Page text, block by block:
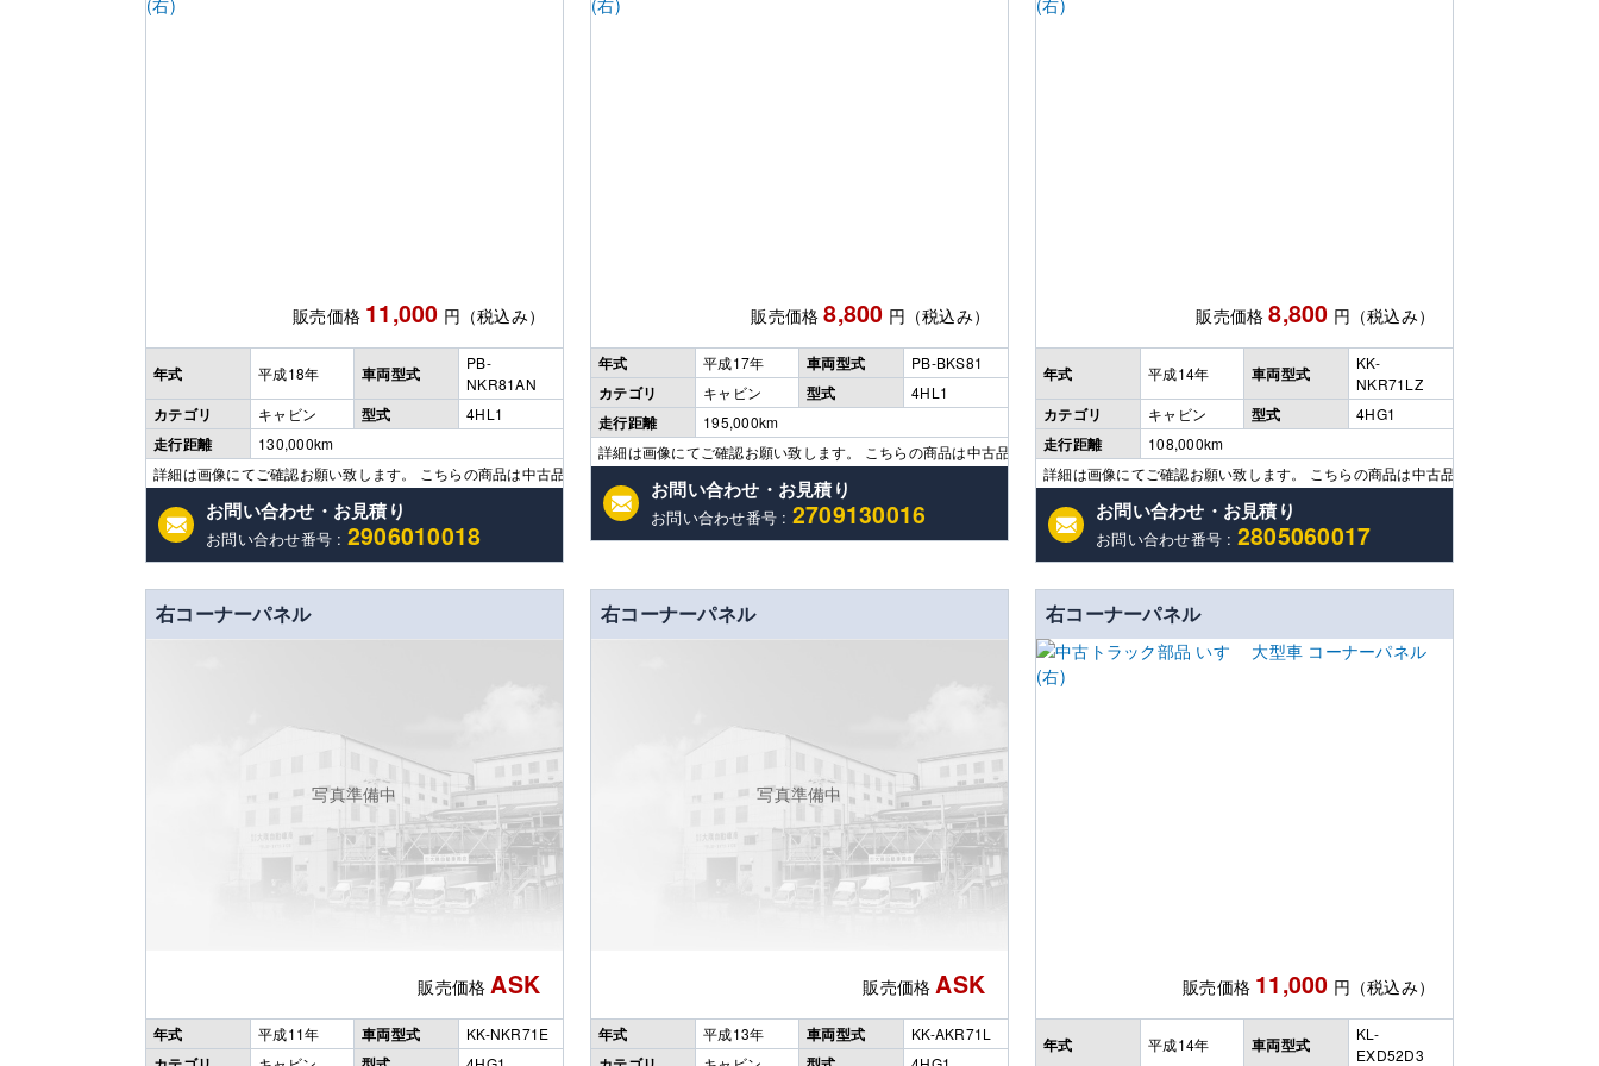
販売価格 11,000 円（税込み）
年式 平成18年 車両型式
PB-
NKR81AN
カテゴリ キャビン 型式 4HL1
走行距離
130,000km
詳細は画像にてご確認お願い致します。 こちらの商品は中古品につきキズなど使用感はありますのでご了承ください。 ※販売価格には送料、取付・交換手数料等は含まれておりません。 その他、在庫多数有ります 是非、
お問い合わせ・お見積り
お問い合わせ番号 : 2906010018
販売価格 8,800 円（税込み）
年式 平成17年 車両型式 PB-BKS81
カテゴリ キャビン 型式 4HL1
走行距離
195,000km
詳細は画像にてご確認お願い致します。 こちらの商品は中古品につきキズなど使用感はありますのでご了承ください。 ※販売価格には送料、取付・交
お問い合わせ・お見積り
お問い合わせ番号 : 2709130016
販売価格 8,800 円（税込み）
年式 平成14年 車両型式
KK-
NKR71LZ
カテゴリ キャビン 型式 4HG1
走行距離
108,000km
詳細は画像にてご確認お願い致します。 こちらの商品は中古品につきキズなど使
お問い合わせ・お見積り
お問い合わせ番号 : 2805060017
右コーナーパネル
写真準備中
販売価格 ASK
年式 平成11年 車両型式 KK-NKR71E
右コーナーパネル
写真準備中
販売価格 ASK
年式 平成13年 車両型式 KK-AKR71L
右コーナーパネル
販売価格 11,000 円（税込み）
年式 平成14年 車両型式
KL-
EXD52D3